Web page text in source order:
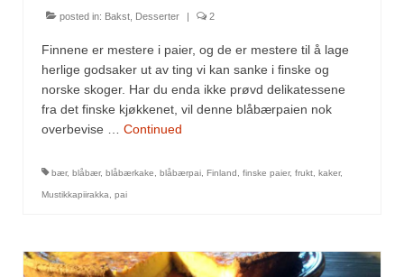
posted in: Bakst Desserter 2
Finnene er mestere i paier, og de er mestere til å lage
herlige godsaker ut av ting vi kan sanke i finske og
norske skoger. Har du enda ikke prøvd delikatessene
fra det finske kjøkkenet, vil denne blåbærpaien nok
overbevise … Continued
bær, blåbær, blåbærkake, blåbærpai, Finland, finske paier, frukt, kaker,
Mustikkapiirakka, pai